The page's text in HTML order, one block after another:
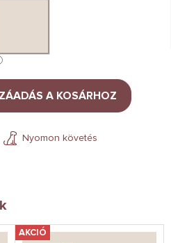
A KOSÁRHOZ
Nyomon követés
AKCIÓ